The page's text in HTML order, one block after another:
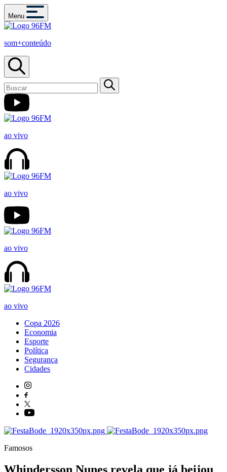
Menu
som+conteúdo
ao vivo
ao vivo
ao vivo
ao vivo
Copa 2026
Economia
Esporte
Política
Segurança
Cidades
Famosos